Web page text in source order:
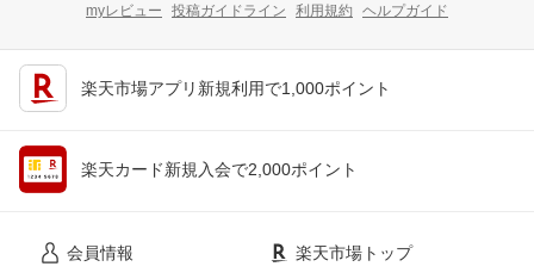
myレビュー 投稿ガイドライン 利用規約 ヘルプガイド
楽天市場アプリ新規利用で1,000ポイント
楽天カード新規入会で2,000ポイント
会員情報 楽天市場トップ